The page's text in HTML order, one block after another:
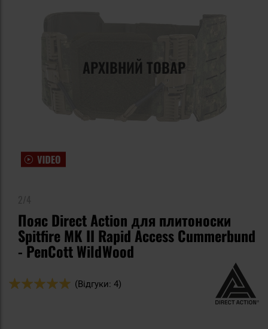
АРХІВНИЙ ТОВАР
Пояс Direct Action для плитоноски
Spitfire MK II Rapid Access Cummerbund
- PenCott WildWood
Оцінка:
(Відгуки: 4)